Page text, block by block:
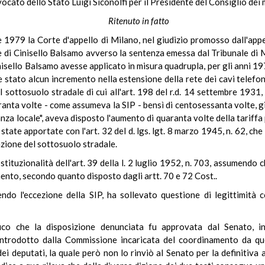
Ritenuto in fatto
1979 la Corte d'appello di Milano, nel giudizio promosso
Cinisello Balsamo avverso la sentenza emessa dal Tribunale di
Balsamo avesse applicato in misura quadrupla, per gli anni
stato alcun incremento nella estensione della rete dei cavi
sottosuolo stradale di cui all'art. 198 del r.d. 14 settembre
volte - come assumeva la SIP - bensì di centosessanta volte,
locale", aveva disposto l'aumento di quaranta volte della
apportate con l'art. 32 del d. lgs. lgt. 8 marzo 1945, n. 62,
del sottosuolo stradale.
dell'art. 39 della l. 2 luglio 1952, n. 703, assumendo
secondo quanto disposto dagli artt. 70 e 72 Cost..
l'eccezione della SIP, ha sollevato questione di legittimità
che la disposizione denunciata fu approvata dal Senato,
dalla Commissione incaricata del coordinamento da
deputati, la quale però non lo rinviò al Senato per la definitiva